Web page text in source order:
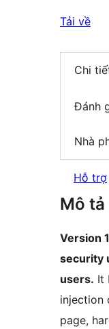
Tải về
Chi
Đánh
Nhà
Hỗ trợ
Mô tả
Version
security
users. It
injection
page,